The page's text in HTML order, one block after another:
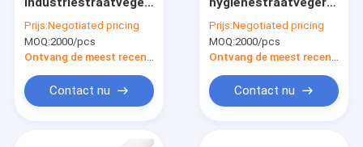
Roterende pvc-Rol
600mm Haarlengte
Prijs:Negotiated pricing
MOQ:2000/pcs
Ontvang de meest recente Prijs
Contact nu
pp Draad 3.0mm
Gloeidraad Dia van de
Borstelseco
Prijs:Negotiated pricing
MOQ:2000/pcs
Ontvang de meest recente Prijs
Contact nu